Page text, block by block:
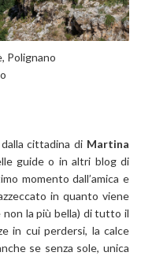
Polignano
cittadina di Martina
guide o in altri blog di
momento dall’amica e
in quanto viene
la più bella) di tutto il
in cui perdersi, la calce
se senza sole, unica